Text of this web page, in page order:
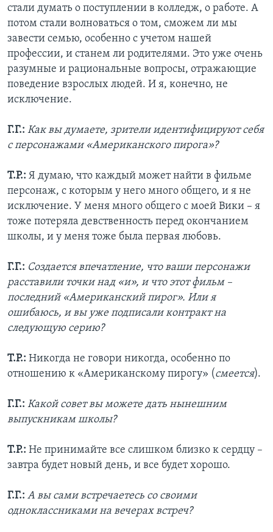
стали думать о поступлении в колледж, о работе. А
потом стали волноваться о том, сможем ли мы
завести семью, особенно с учетом нашей
профессии, и станем ли родителями. Это уже очень
разумные и рациональные вопросы, отражающие
поведение взрослых людей. И я, конечно, не
исключение.
Г.Г.: Как вы думаете, зрители идентифицируют себя
с персонажами «Американского пирога»?
Т.Р.: Я думаю, что каждый может найти в фильме
персонаж, с которым у него много общего, и я не
исключение. У меня много общего с моей Вики – я
тоже потеряла девственность перед окончанием
школы, и у меня тоже была первая любовь.
Г.Г.: Создается впечатление, что ваши персонажи
расставили точки над «и», и что этот фильм –
последний «Американский пирог». Или я
ошибаюсь, и вы уже подписали контракт на
следующую серию?
Т.Р.: Никогда не говори никогда, особенно по
отношению к «Американскому пирогу» (смеется).
Г.Г.: Какой совет вы можете дать нынешним
выпускникам школы?
Т.Р.: Не принимайте все слишком близко к сердцу –
завтра будет новый день, и все будет хорошо.
Г.Г.: А вы сами встречаетесь со своими
одноклассниками на вечерах встреч?